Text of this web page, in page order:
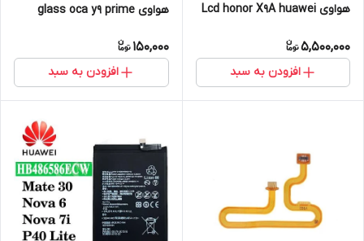
هواوی Lcd honor X9A huawei
5,500,000
افزودن به سبد
هواوی glass oca y9 prime
150,000
افزودن به سبد